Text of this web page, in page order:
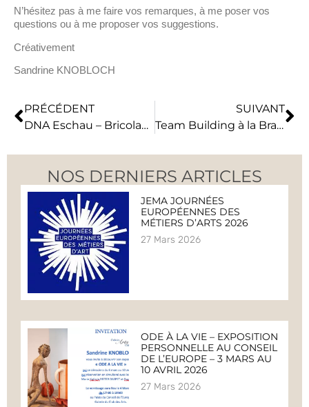
N’hésitez pas à me faire vos remarques, à me poser vos
questions ou à me proposer vos suggestions.
Créativement
Sandrine KNOBLOCH
PRÉCÉDENT
DNA Eschau – Bricolage en famille à la médiatèque
SUIVANT
Team Building à la Brasserie Licorne
NOS DERNIERS ARTICLES
JEMA JOURNÉES
EUROPÉENNES DES
MÉTIERS D’ARTS 2026
27 Mars 2026
ODE À LA VIE – EXPOSITION
PERSONNELLE AU CONSEIL
DE L’EUROPE – 3 MARS AU
10 AVRIL 2026
27 Mars 2026